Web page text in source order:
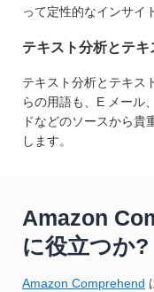
って定性的なインサイ
テキスト分析とテ
テキスト分析とテキス
らの用語も、E メール
ドなどのソースから貴
します。
Amazon
に役立つか?
Amazon Comprehend